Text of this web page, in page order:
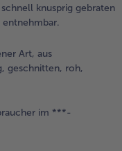
knusprig gebraten
entnehmbar.
Art, aus
geschnitten, roh,
im ***-